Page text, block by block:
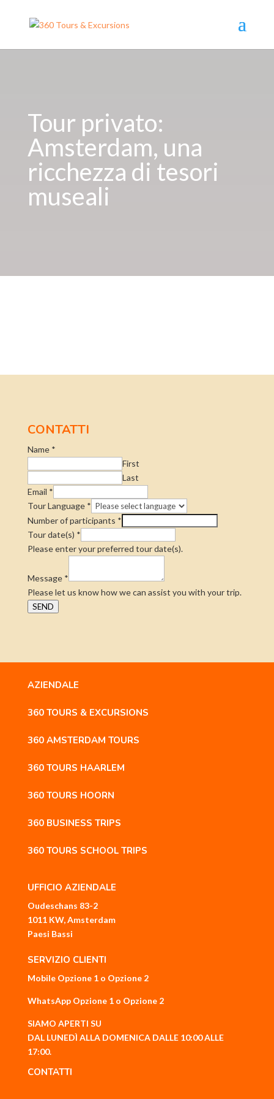
Tour privato:
Amsterdam, una
ricchezza di tesori
museali
CONTATTI
Name *
First
Last
Email *
Tour Language *
Number of participants *
Tour date(s) *
Please enter your preferred tour date(s).
Message *
Please let us know how we can assist you with your trip.
SEND
AZIENDALE
360 TOURS & EXCURSIONS
360 AMSTERDAM TOURS
360 TOURS HAARLEM
360 TOURS HOORN
360 BUSINESS TRIPS
360 TOURS SCHOOL TRIPS
UFFICIO AZIENDALE
Oudeschans 83-2
1011 KW, Amsterdam
Paesi Bassi
SERVIZIO CLIENTI
Mobile Opzione 1o Opzione 2
WhatsApp Opzione 1o Opzione 2
SIAMO APERTI SU
DAL LUNEDÌ ALLA DOMENICA DALLE 10:00 ALLE
17:00.
CONTATTI